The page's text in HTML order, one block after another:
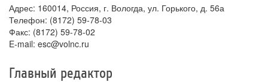
Адрес: 160014, Россия, г. Вологда, ул. Горького, д. 56а
Телефон: (8172) 59-78-03
Факс: (8172) 59-78-02
E-mail: esc@volnc.ru
Главный редактор